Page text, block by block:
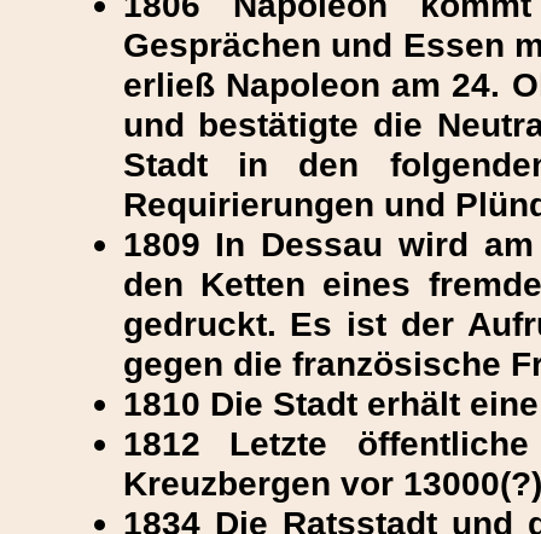
Gesprächen und Essen
erließ Napoleon am 24.
und bestätigte die
Stadt in den
Requirierungen und
1809 In Dessau wird
den Ketten eines
gedruckt. Es ist der
gegen die französische
1810 Die Stadt erhält
1812 Letzte
Kreuzbergen vor
1834 Die Ratsstadt und